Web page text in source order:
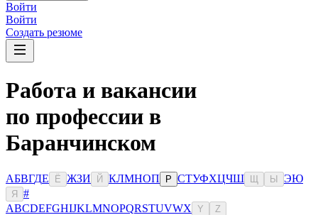
Войти
Войти
Создать резюме
Работа и вакансии
по профессии в
Баранчинском
АБВГДЕ Ё ЖЗИ Й КЛМНОП Р СТУФХЦЧШ Ы ЭЮ
Я
#
ABCDEFGHIJKLMNOPQRSTUVWX Y Z